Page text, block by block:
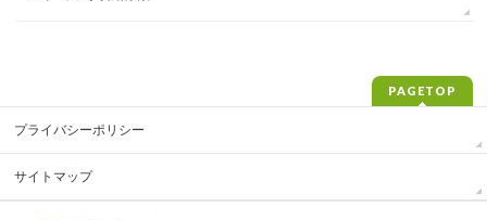
PAGETOP
プライバシーポリシー
サイトマップ